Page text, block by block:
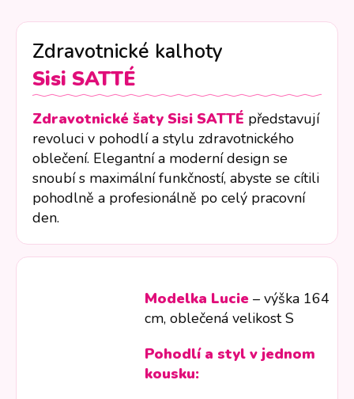
Zdravotnické kalhoty
Sisi SATTÉ
Zdravotnické šaty Sisi SATTÉ představují
revoluci v pohodlí a stylu zdravotnického
oblečení. Elegantní a moderní design se
snoubí s maximální funkčností, abyste se cítili
pohodlně a profesionálně po celý pracovní
den.
Modelka Lucie – výška 164
cm, oblečená velikost S
Pohodlí a styl v jednom
kousku: